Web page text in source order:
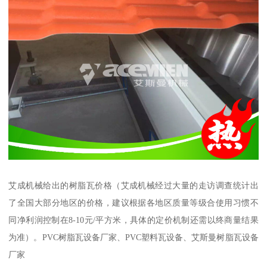
艾成机械给出的树脂瓦价格（艾成机械经过大量的走访调查统计出
了全国大部分地区的价格，建议根据各地区质量等级合使用习惯不
同净利润控制在8-10元/平方米，具体的定价机制还需以终商量结果
为准）。PVC树脂瓦设备厂家、PVC塑料瓦设备、艾斯曼树脂瓦设备
厂家